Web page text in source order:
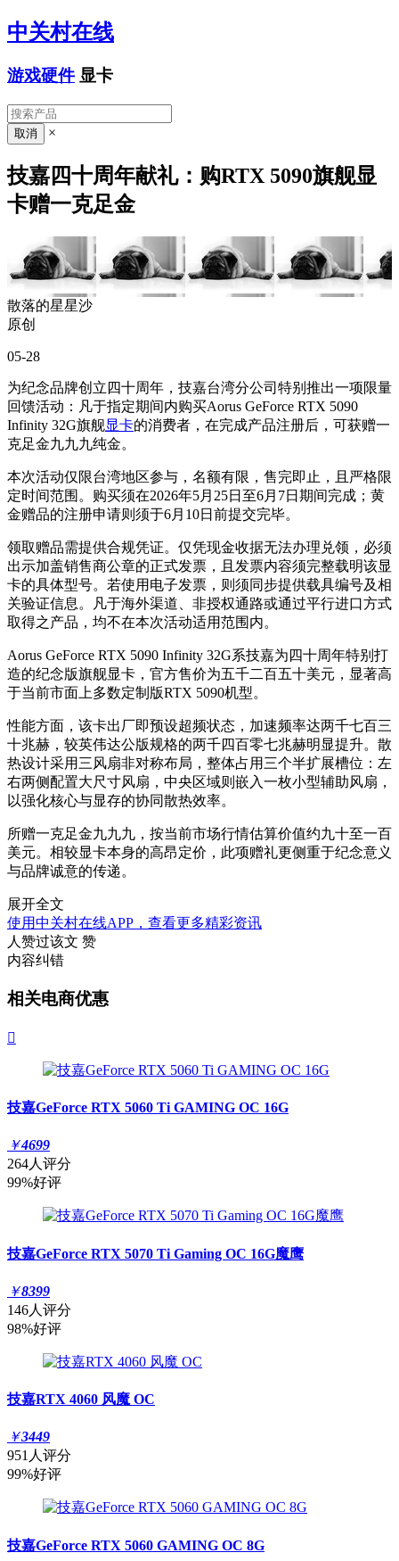
中关村在线
游戏硬件 显卡
×
技嘉四十周年献礼：购RTX 5090旗舰显
卡赠一克足金
散落的星星沙
原创
05-28
为纪念品牌创立四十周年，技嘉台湾分公司特别推出一项限量
回馈活动：凡于指定期间内购买Aorus GeForce RTX 5090
Infinity 32G旗舰显卡的消费者，在完成产品注册后，可获赠一
克足金九九九纯金。
本次活动仅限台湾地区参与，名额有限，售完即止，且严格限
定时间范围。购买须在2026年5月25日至6月7日期间完成；黄
金赠品的注册申请则须于6月10日前提交完毕。
领取赠品需提供合规凭证。仅凭现金收据无法办理兑领，必须
出示加盖销售商公章的正式发票，且发票内容须完整载明该显
卡的具体型号。若使用电子发票，则须同步提供载具编号及相
关验证信息。凡于海外渠道、非授权通路或通过平行进口方式
取得之产品，均不在本次活动适用范围内。
Aorus GeForce RTX 5090 Infinity 32G系技嘉为四十周年特别打
造的纪念版旗舰显卡，官方售价为五千二百五十美元，显著高
于当前市面上多数定制版RTX 5090机型。
性能方面，该卡出厂即预设超频状态，加速频率达两千七百三
十兆赫，较英伟达公版规格的两千四百零七兆赫明显提升。散
热设计采用三风扇非对称布局，整体占用三个半扩展槽位：左
右两侧配置大尺寸风扇，中央区域则嵌入一枚小型辅助风扇，
以强化核心与显存的协同散热效率。
所赠一克足金九九九，按当前市场行情估算价值约九十至一百
美元。相较显卡本身的高昂定价，此项赠礼更侧重于纪念意义
与品牌诚意的传递。
展开全文
使用中关村在线APP，查看更多精彩资讯
人赞过该文 赞
内容纠错
相关电商优惠

技嘉GeForce RTX 5060 Ti GAMING OC 16G
￥4699
264人评分
99%好评
技嘉GeForce RTX 5070 Ti Gaming OC 16G魔鹰
￥8399
146人评分
98%好评
技嘉RTX 4060 风魔 OC
￥3449
951人评分
99%好评
技嘉GeForce RTX 5060 GAMING OC 8G